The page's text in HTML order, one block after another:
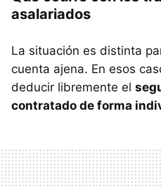
asalariados
La situación es distinta
cuenta ajena. En esos
deducir libremente el
contratado de forma